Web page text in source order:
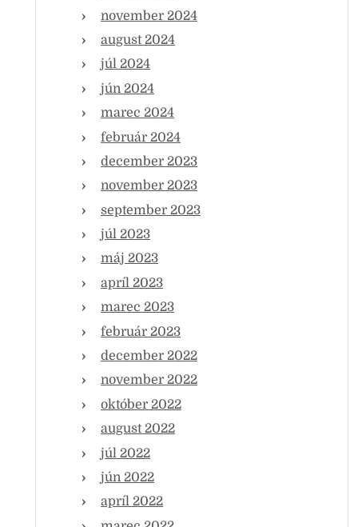
november 2024
august 2024
júl 2024
jún 2024
marec 2024
február 2024
december 2023
november 2023
september 2023
júl 2023
máj 2023
apríl 2023
marec 2023
február 2023
december 2022
november 2022
október 2022
august 2022
júl 2022
jún 2022
apríl 2022